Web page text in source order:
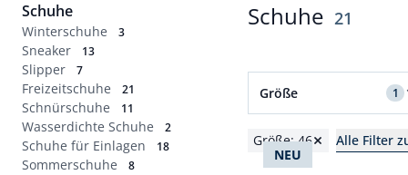
Schuhe
Winterschuhe 3
Sneaker 13
Slipper 7
Freizeitschuhe 21
Schnürschuhe 11
Wasserdichte Schuhe 2
Schuhe für Einlagen 18
Sommerschuhe 8
Schuhe Ergebnisse
21
Filter für Größe 46
Größe 1
40
Größe: 46 Alle Filter
NEU